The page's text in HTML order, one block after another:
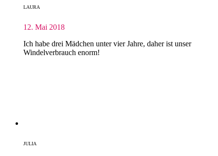
LAURA
12. Mai 2018
Ich habe drei Mädchen unter vier Jahre, daher ist unser
Windelverbrauch enorm!
JULIA